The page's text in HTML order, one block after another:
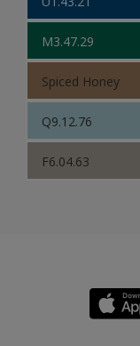
M3.47.29
Spiced Honey
Q9.12.76
F6.04.63